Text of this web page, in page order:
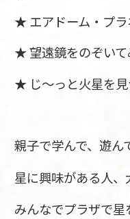
★ エアドーム・プ
★ 望遠鏡をのぞいて
★ じ～っと火星を
親子で学んで、遊ん
星に興味がある人
みんなでプラザで